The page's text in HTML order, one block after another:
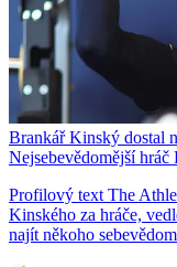
Brankář Kinský dostal
Nejsebevědomější hráč
Profilový text The
Kinského za hráče,
najít někoho